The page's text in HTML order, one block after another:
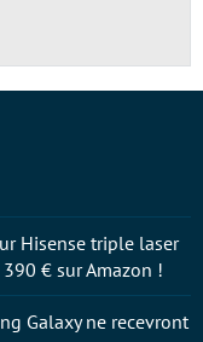
Hisense triple laser
€ sur Amazon !
Galaxy ne recevront